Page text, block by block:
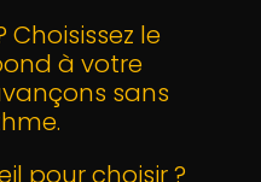
Choisissez le
à votre
sans
pour choisir ?